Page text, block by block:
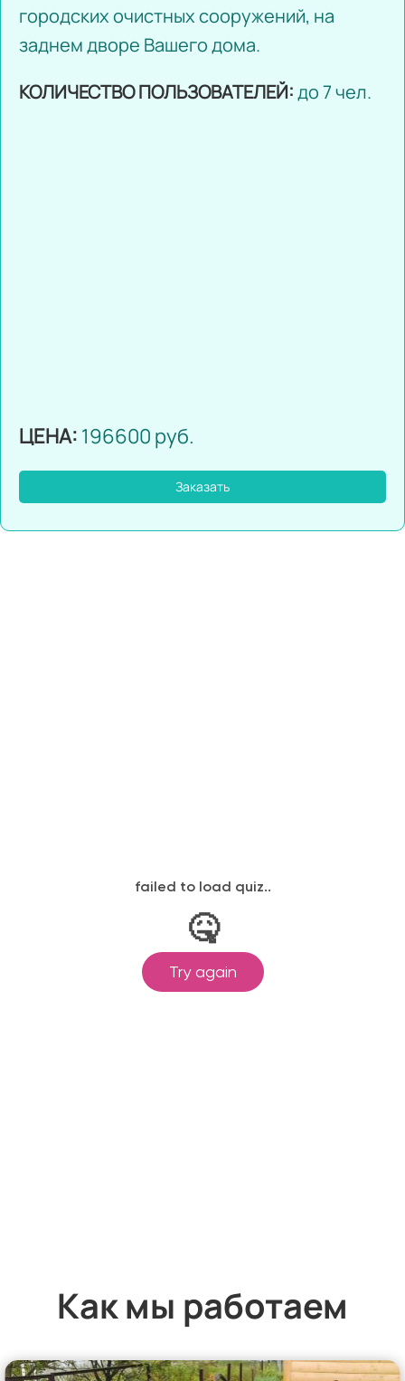
городских очистных сооружений, на
заднем дворе Вашего дома.
КОЛИЧЕСТВО ПОЛЬЗОВАТЕЛЕЙ:до 7 чел.
ЦЕНА: 196600 руб.
Заказать
Как мы работаем